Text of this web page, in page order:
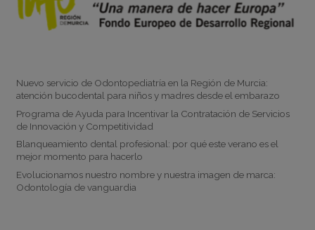
Nuevo servicio de Odontopediatría en la Región de Murcia:
atención bucodental para niños y madres desde el embarazo
Programa de Ayuda para Incentivar la Contratación de Servicios
de Innovación y Competitividad
Blanqueamiento dental profesional: por qué este verano es el
mejor momento para hacerlo
Evolucionamos nuestro nombre y nuestra imagen de marca:
Odontología de vanguardia